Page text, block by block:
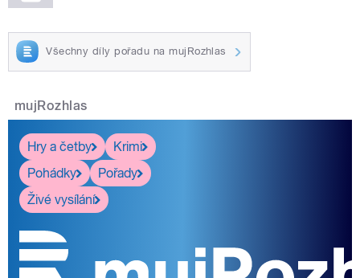
Všechny díly pořadu na mujRozhlas
mujRozhlas
Hry a četby
Krimi
Pohádky
Pořady
Živé vysílání